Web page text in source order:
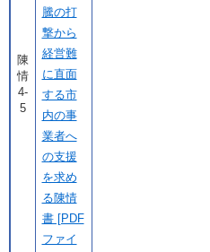
陳
情
4-
5
騰の打
撃から
経営難
に直面
する市
内の事
業者へ
の支援
を求め
る陳情
書 [PDF
ファイ